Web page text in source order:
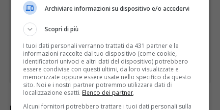
Archiviare informazioni su dispositivo e/o accedervi
Scopri di più
I tuoi dati personali verranno trattati da 431 partner e le
informazioni raccolte dal tuo dispositivo (come cookie,
identificatori univoci e altri dati del dispositivo) potrebbero
essere condivise con questi ultimi, da loro visualizzate e
memorizzate oppure essere usate nello specifico da questo
sito. Noi e i nostri partner potremmo utilizzare dati di
localizzazione esatti. Elenco dei partner.
Alcuni fornitori potrebbero trattare i tuoi dati personali sulla